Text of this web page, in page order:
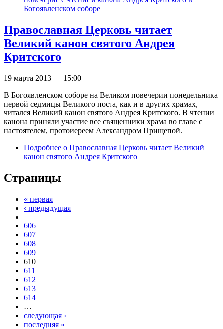
Богоявленском соборе
Православная Церковь читает
Великий канон святого Андрея
Критского
19 марта 2013 — 15:00
В Богоявленском соборе на Великом повечерии понедельника
первой седмицы Великого поста, как и в других храмах,
читался Великий канон святого Андрея Критского. В чтении
канона приняли участие все священники храма во главе с
настоятелем, протоиереем Александром Прищепой.
Подробнее о Православная Церковь читает Великий
канон святого Андрея Критского
Страницы
« первая
‹ предыдущая
…
606
607
608
609
610
611
612
613
614
…
следующая ›
последняя »